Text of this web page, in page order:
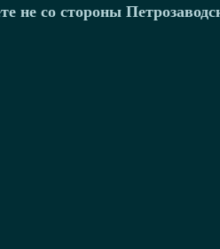
не со стороны